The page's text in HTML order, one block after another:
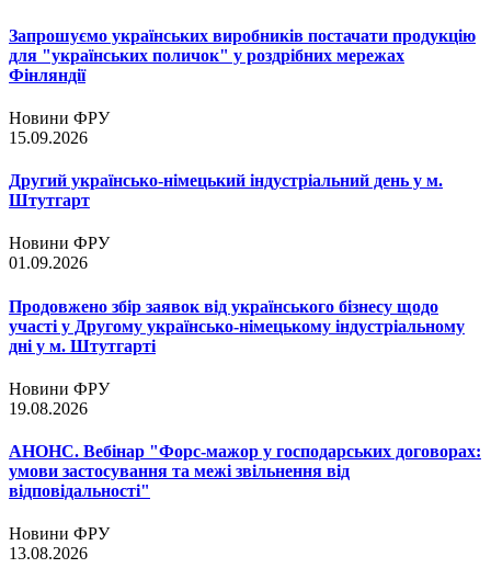
Запрошуємо українських виробників постачати продукцію
для "українських поличок" у роздрібних мережах
Фінляндії
Новини ФРУ
15.09.2026
Другий українсько-німецький індустріальний день у м.
Штутгарт
Новини ФРУ
01.09.2026
Продовжено збір заявок від українського бізнесу щодо
участі у Другому українсько-німецькому індустріальному
дні у м. Штутгарті
Новини ФРУ
19.08.2026
АНОНС. Вебінар "Форс-мажор у господарських договорах:
умови застосування та межі звільнення від
відповідальності"
Новини ФРУ
13.08.2026